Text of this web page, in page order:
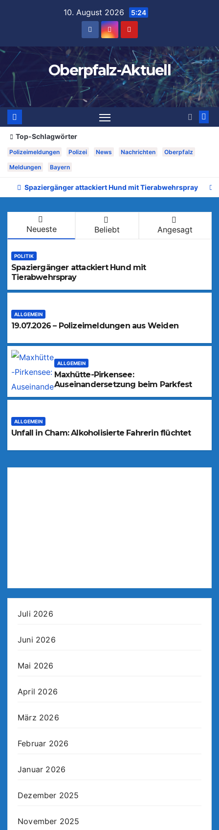
10. August 2026 5:24
Oberpfalz-Aktuell
Top-Schlagwörter
Polizeimeldungen Polizei News Nachrichten Oberpfalz
Meldungen Bayern
Spaziergänger attackiert Hund mit Tierabwehrspray
Neueste Beliebt Angesagt
POLITIK
Spaziergänger attackiert Hund mit
Tierabwehrspray
ALLGEMEIN
19.07.2026 – Polizeimeldungen aus Weiden
ALLGEMEIN
Maxhütte-Pirkensee:
Auseinandersetzung beim Parkfest
ALLGEMEIN
Unfall in Cham: Alkoholisierte Fahrerin flüchtet
Juli 2026
Juni 2026
Mai 2026
April 2026
März 2026
Februar 2026
Januar 2026
Dezember 2025
November 2025